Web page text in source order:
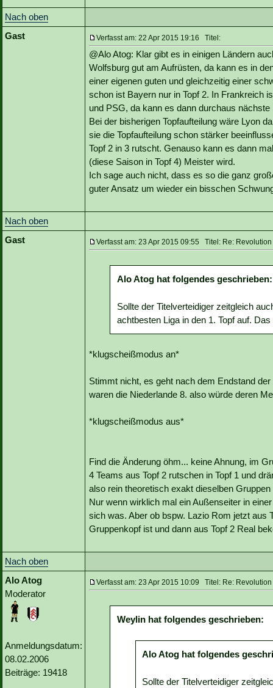
Nach oben
Gast
Verfasst am: 22 Apr 2015 19:16 Titel:
@Alo Atog: Klar gibt es in einigen Ländern
Wolfsburg gut am Aufrüsten, da kann es in
einer eigenen guten und gleichzeitig einer
schon ist Bayern nur in Topf 2. In Frankreich
und PSG, da kann es dann durchaus
Bei der bisherigen Topfaufteilung wäre Lyon
sie die Topfaufteilung schon stärker
Topf 2 in 3 rutscht. Genauso kann es dann
(diese Saison in Topf 4) Meister wird.
Ich sage auch nicht, dass es so die ganz
guter Ansatz um wieder ein bisschen
Nach oben
Gast
Verfasst am: 23 Apr 2015 09:55 Titel: Re:
Alo Atog hat folgendes geschrieben:
Sollte der Titelverteidiger zeitgleich
achtbesten Liga in den 1. Topf auf.
*klugscheißmodus an*
Stimmt nicht, es geht nach dem Endstand
waren die Niederlande 8. also würde deren
*klugscheißmodus aus*
Find die Änderung öhm... keine Ahnung, im
4 Teams aus Topf 2 rutschen in Topf 1 und
also rein theoretisch exakt dieselben
Nur wenn wirklich mal ein Außenseiter in
sich was. Aber ob bspw. Lazio Rom jetzt aus
Gruppenkopf ist und dann aus Topf 2 Real
Nach oben
Alo Atog
Moderator
Anmeldungsdatum:
08.02.2006
Beiträge: 19418
Verfasst am: 23 Apr 2015 10:09 Titel: Re:
Weylin hat folgendes geschrieben:
Alo Atog hat folgendes
Sollte der Titelverteidiger